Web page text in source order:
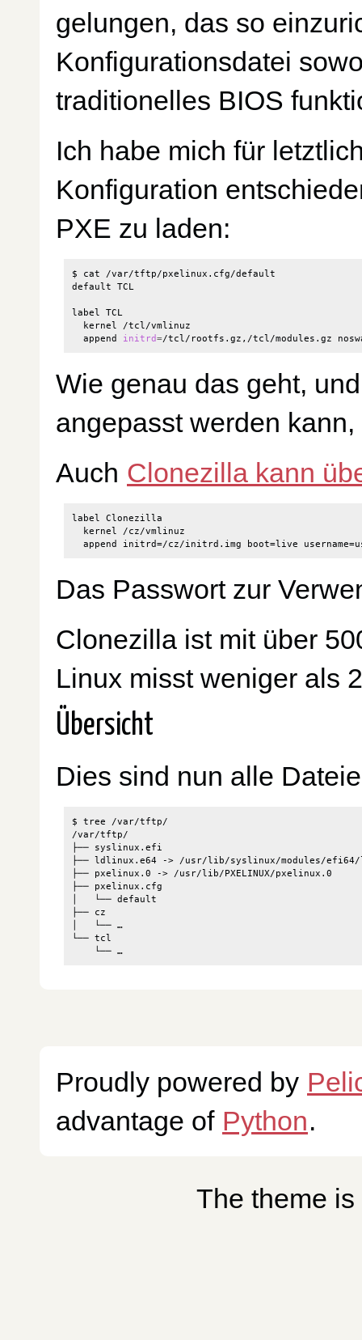
gelungen, das so
Konfigurationsdatei
traditionelles BIOS
Ich habe mich für
Konfiguration
PXE zu laden:
$ cat /var/tftp/pxelinux.cfg/default
default TCL
label TCL
  kernel /tcl/vmlinuz
  append
initrd=
Wie genau das geht,
angepasst werden
Auch Clonezilla kann
label Clonezilla
  kernel /cz/vmlinuz
Das Passwort zur
Clonezilla ist mit über
Linux misst weniger als
Übersicht
Dies sind nun alle
$ tree /var/tftp/
/var/tftp/
├── syslinux.efi
├── ldlinux.e64 -> /usr/lib/syslinux/modules/
├── pxelinux.0 -> /usr/lib/PXELINUX/pxelinux.0
├── pxelinux.cfg
│   └── default
├── cz
│   └── …
└── tcl
Proudly powered by
advantage of Python.
The theme